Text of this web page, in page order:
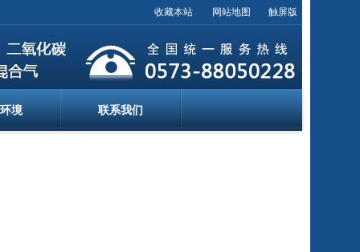
收藏本站 网站地图 触屏版
境 联系我们